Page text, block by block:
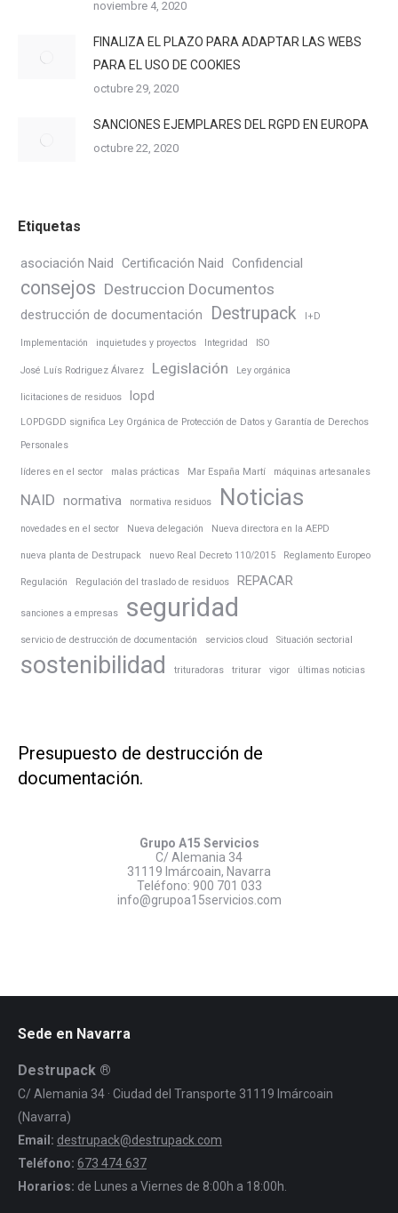
noviembre 4, 2020
FINALIZA EL PLAZO PARA ADAPTAR LAS WEBS
PARA EL USO DE COOKIES
octubre 29, 2020
SANCIONES EJEMPLARES DEL RGPD EN EUROPA
octubre 22, 2020
Etiquetas
asociación Naid Certificación Naid Confidencial
consejos Destruccion Documentos
destrucción de documentación Destrupack I+D
Implementación inquietudes y proyectos Integridad ISO
José Luís Rodriguez Álvarez Legislación Ley orgánica
licitaciones de residuos lopd
LOPDGDD significa Ley Orgánica de Protección de Datos y Garantía de Derechos
Personales
líderes en el sector malas prácticas Mar España Martí máquinas artesanales
NAID normativa normativa residuos Noticias
novedades en el sector Nueva delegación Nueva directora en la AEPD
nueva planta de Destrupack nuevo Real Decreto 110/2015 Reglamento Europeo
Regulación Regulación del traslado de residuos REPACAR
sanciones a empresas seguridad
servicio de destrucción de documentación servicios cloud Situación sectorial
sostenibilidad trituradoras triturar vigor últimas noticias
Presupuesto de destrucción de
documentación.
Grupo A15 Servicios
C/ Alemania 34
31119 Imárcoain, Navarra
Teléfono: 900 701 033
info@grupoa15servicios.com
Sede en Navarra
Destrupack ®
C/ Alemania 34 · Ciudad del Transporte 31119 Imárcoain
(Navarra)
Email: destrupack@destrupack.com
Teléfono: 673 474 637
Horarios: de Lunes a Viernes de 8:00h a 18:00h.